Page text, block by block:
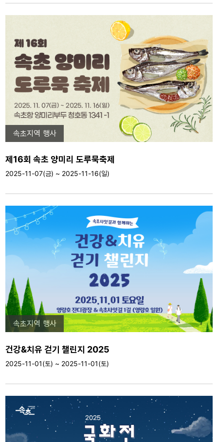
속초지역 행사
제16회 속초 양미리 도루묵축제
2025-11-07(금) ~ 2025-11-16(일)
속초지역 행사
건강&치유 걷기 챌린지 2025
2025-11-01(토) ~ 2025-11-01(토)